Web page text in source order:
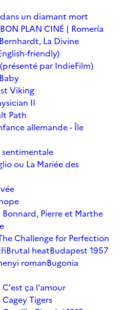
un diamant mort
BON PLAN CINÉ | Romería
La Divine
friendly)
par IndieFilm)
Viking
II
Path
allemande - Île
sentimentale
ou La Mariée des
Pierre et Marthe
Challenge for Perfection
Brutal heatBudapest 1957
romanBugonia
ça l'amour
Tigers